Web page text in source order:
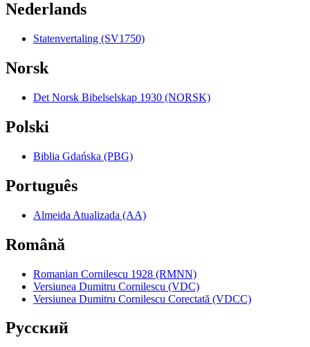
Nederlands
Statenvertaling (SV1750)
Norsk
Det Norsk Bibelselskap 1930 (NORSK)
Polski
Biblia Gdańska (PBG)
Português
Almeida Atualizada (AA)
Română
Romanian Cornilescu 1928 (RMNN)
Versiunea Dumitru Cornilescu (VDC)
Versiunea Dumitru Cornilescu Corectată (VDCC)
Pyccкий